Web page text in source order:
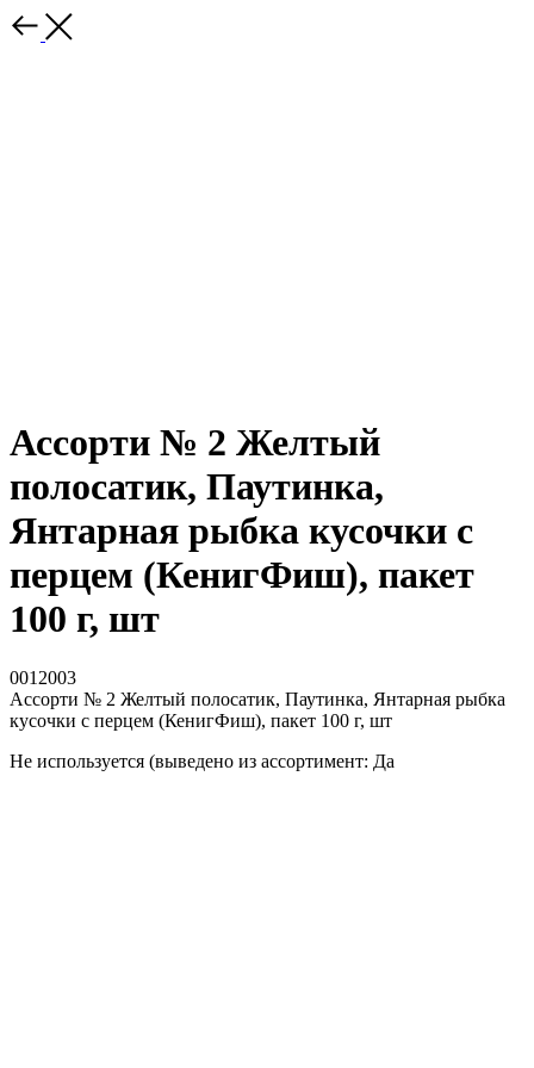
Ассорти № 2 Желтый
полосатик, Паутинка,
Янтарная рыбка кусочки с
перцем (КенигФиш), пакет
100 г, шт
0012003
Ассорти № 2 Желтый полосатик, Паутинка, Янтарная рыбка
кусочки с перцем (КенигФиш), пакет 100 г, шт
Не используется (выведено из ассортимент: Да